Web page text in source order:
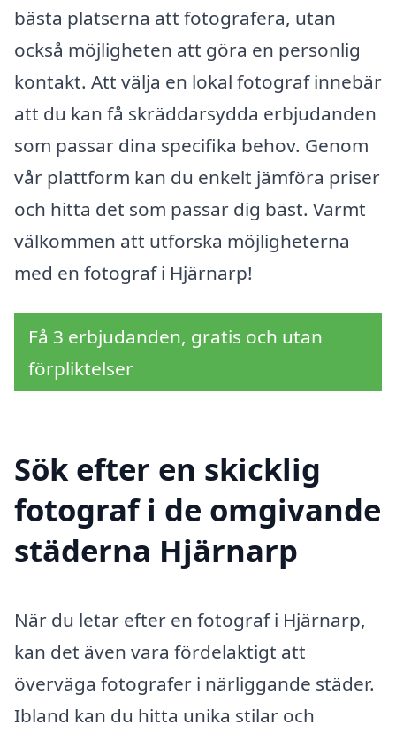
bästa platserna att fotografera, utan
också möjligheten att göra en personlig
kontakt. Att välja en lokal fotograf innebär
att du kan få skräddarsydda erbjudanden
som passar dina specifika behov. Genom
vår plattform kan du enkelt jämföra priser
och hitta det som passar dig bäst. Varmt
välkommen att utforska möjligheterna
med en fotograf i Hjärnarp!
Få 3 erbjudanden, gratis och utan
förpliktelser
Sök efter en skicklig
fotograf i de omgivande
städerna Hjärnarp
När du letar efter en fotograf i Hjärnarp,
kan det även vara fördelaktigt att
överväga fotografer i närliggande städer.
Ibland kan du hitta unika stilar och